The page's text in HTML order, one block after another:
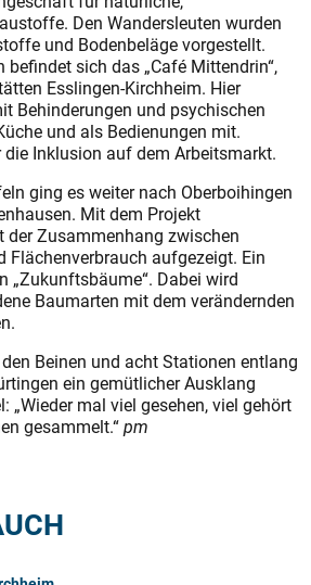
Den Wandersleuten wurden
und Bodenbeläge vorgestellt.
befindet sich das „Café Mittendrin“,
Esslingen-Kirchheim. Hier
Behinderungen und psychischen
und als Bedienungen mit.
Inklusion auf dem Arbeitsmarkt.
ging es weiter nach Oberboihingen
Mit dem Projekt
der Zusammenhang zwischen
Flächenverbrauch aufgezeigt. Ein
„Zukunftsbäume“. Dabei wird
Baumarten mit dem verändernden
Beinen und acht Stationen entlang
ein gemütlicher Ausklang
„Wieder mal viel gesehen, viel gehört
gesammelt.“pm